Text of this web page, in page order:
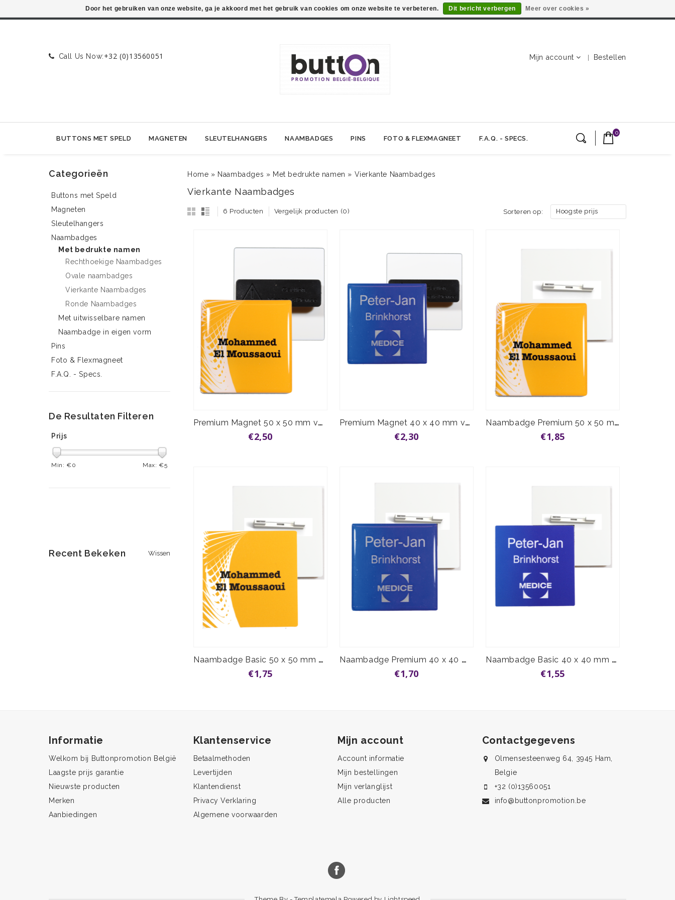
Call Us Now:+32 (0)13560051 Mijn account Bestellen
BUTTONS MET SPELD MAGNETEN SLEUTELHANGERS NAAMBADGES PINS FOTO & FLEXMAGNEET F.A.Q. - SPECS.
0
Home » Naambadges » Met bedrukte namen » Vierkante Naambadges
Vierkante Naambadges
6 Producten Vergelijk producten (0) Sorteren op: Hoogste prijs
Premium Magnet 50 x 50 mm vanaf
€2,50
Premium Magnet 40 x 40 mm vanaf
€2,30
Naambadge Premium 50 x 50 mm speld vanaf
€1,85
Naambadge Basic 50 x 50 mm speld vanaf
€1,75
Naambadge Premium 40 x 40 mm speld vanaf
€1,70
Naambadge Basic 40 x 40 mm speld vanaf
€1,55
Categorieën
Buttons met Speld
Magneten
Sleutelhangers
Naambadges
Met bedrukte namen
Rechthoekige Naambadges
Ovale naambadges
Vierkante Naambadges
Ronde Naambadges
Met uitwisselbare namen
Naambadge in eigen vorm
Pins
Foto & Flexmagneet
F.A.Q. - Specs.
De Resultaten Filteren
Prijs
Min: €0 Max: €5
Recent Bekeken Wissen
Informatie
Welkom bij Buttonpromotion België
Laagste prijs garantie
Nieuwste producten
Merken
Aanbiedingen
Klantenservice
Betaalmethoden
Levertijden
Klantendienst
Privacy Verklaring
Algemene voorwaarden
Mijn account
Account informatie
Mijn bestellingen
Mijn verlanglijst
Alle producten
Contactgegevens
Olmensesteenweg 64, 3945 Ham,
Belgie
+32 (0)13560051
info@buttonpromotion.be
Door het gebruiken van onze website, ga je akkoord met het gebruik van cookies om onze website te verbeteren. Dit bericht verbergen Meer over cookies »